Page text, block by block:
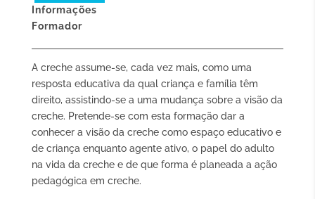
Informações
Formador
A creche assume-se, cada vez mais, como uma
resposta educativa da qual criança e família têm
direito, assistindo-se a uma mudança sobre a visão da
creche. Pretende-se com esta formação dar a
conhecer a visão da creche como espaço educativo e
de criança enquanto agente ativo, o papel do adulto
na vida da creche e de que forma é planeada a ação
pedagógica em creche.